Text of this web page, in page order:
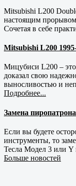
Mitsubishi L200
настоящим прорывом
Сочетая в себе
Mitsubishi L200
Мицубиси L200 –
доказал свою
выносливостью и
Подробнее...
Замена
Если вы будете
инструменты, то
Тесла Модел 3 или Y
Больше новостей